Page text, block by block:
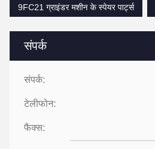
संपर्क
संपर्क:
टेलीफोन:
फैक्स:
9FC21 ग्राइंडर मशीन के स्पेयर पार्ट्स